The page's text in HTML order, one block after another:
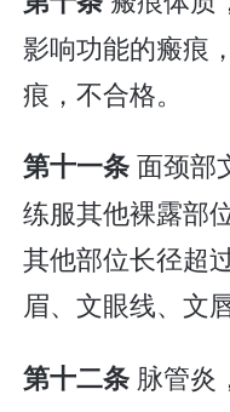
影响功能的瘢痕
痕，不合格。
第十一条面颈部
练服其他裸露部
其他部位长径超
眉、文眼线、文
第十二条 脉管炎